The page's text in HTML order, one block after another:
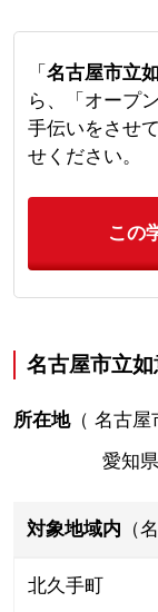
「 名古屋市立
ら、「オープ
手伝いをさせ
せください。
この
名古屋市立
所在地（ 名古屋
愛知
対象地域内 （
北久手町